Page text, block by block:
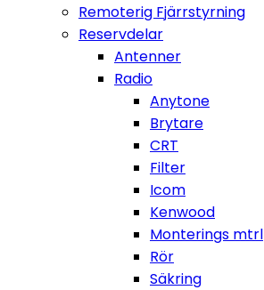
Remoterig Fjärrstyrning
Reservdelar
Antenner
Radio
Anytone
Brytare
CRT
Filter
Icom
Kenwood
Monterings mtrl
Rör
Säkring